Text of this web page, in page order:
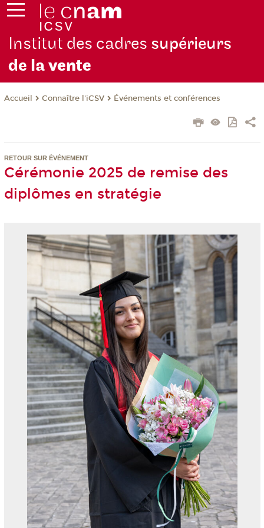
Institut des cadres supérieurs
de lavente
Accueil Connaître l'iCSV Événements et conférences
RETOUR SUR ÉVÉNEMENT
Cérémonie 2025 de remise des
diplômes en stratégie